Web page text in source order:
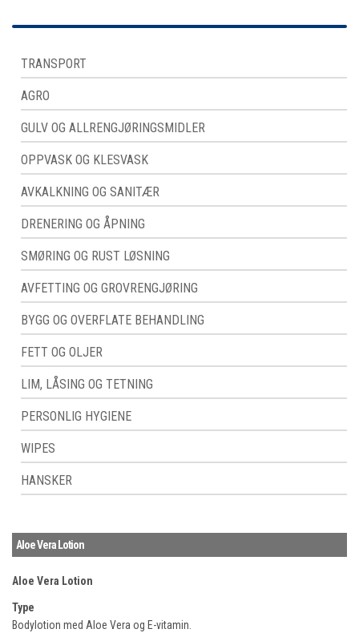
TRANSPORT
AGRO
GULV OG ALLRENGJØRINGSMIDLER
OPPVASK OG KLESVASK
AVKALKNING OG SANITÆR
DRENERING OG ÅPNING
SMØRING OG RUST LØSNING
AVFETTING OG GROVRENGJØRING
BYGG OG OVERFLATE BEHANDLING
FETT OG OLJER
LIM, LÅSING OG TETNING
PERSONLIG HYGIENE
WIPES
HANSKER
Aloe Vera Lotion
Aloe Vera Lotion
Type
Bodylotion med Aloe Vera og E-vitamin.